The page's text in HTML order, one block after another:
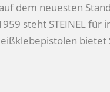
dem neuesten
steht STEINEL
bietet